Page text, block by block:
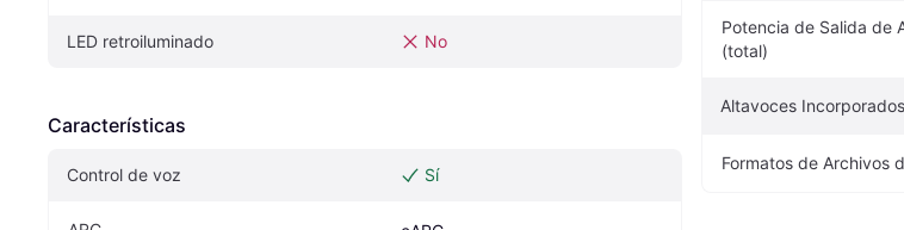
LED retroiluminado No
Características
Control de voz Sí
Potencia de Salida de
(total)
Altavoces Incorporados
Formatos de Archivos